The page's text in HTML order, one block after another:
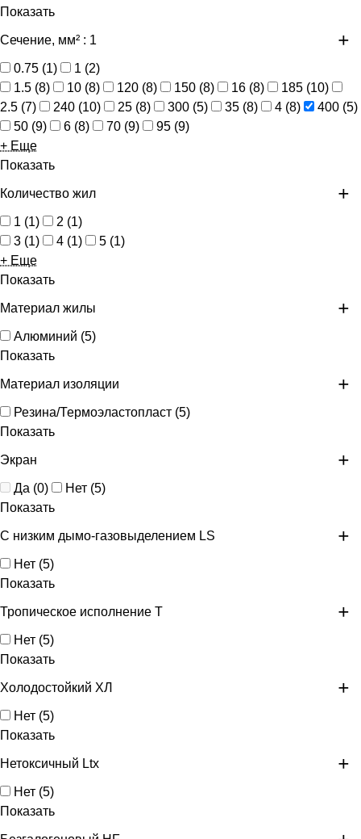
Показать
Сечение, мм² : 1
0.75 (1) 1 (2)
1.5 (8) 10 (8) 120 (8) 150 (8) 16 (8) 185 (10)
2.5 (7) 240 (10) 25 (8) 300 (5) 35 (8) 4 (8) 400 (5)
50 (9) 6 (8) 70 (9) 95 (9)
+ Еще
Показать
Количество жил
1 (1) 2 (1)
3 (1) 4 (1) 5 (1)
+ Еще
Показать
Материал жилы
Алюминий (5)
Показать
Материал изоляции
Резина/Термоэластопласт (5)
Показать
Экран
Да (0) Нет (5)
Показать
С низким дымо-газовыделением LS
Нет (5)
Показать
Тропическое исполнение Т
Нет (5)
Показать
Холодостойкий ХЛ
Нет (5)
Показать
Нетоксичный Ltx
Нет (5)
Показать